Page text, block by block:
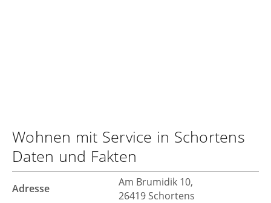
Wohnen mit Service in Schortens
Daten und Fakten
Adresse
Am Brumidik 10,
26419 Schortens